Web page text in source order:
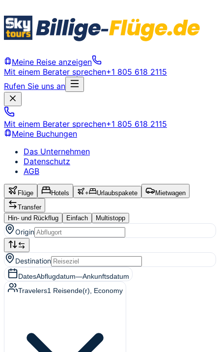
Meine Reise anzeigen
Mit einem Berater sprechen+1 805 618 2115
Rufen Sie uns an
Mit einem Berater sprechen+1 805 618 2115
Meine Buchungen
Das Unternehmen
Datenschutz
AGB
Flüge Hotels + Urlaubspakete
Mietwagen
Transfer
Hin- und Rückflug
Einfach Multistopp
Origin
Destination
DatesAbflugdatum—Ankunftsdatum
Travelers1 Reisende(r) , Economy